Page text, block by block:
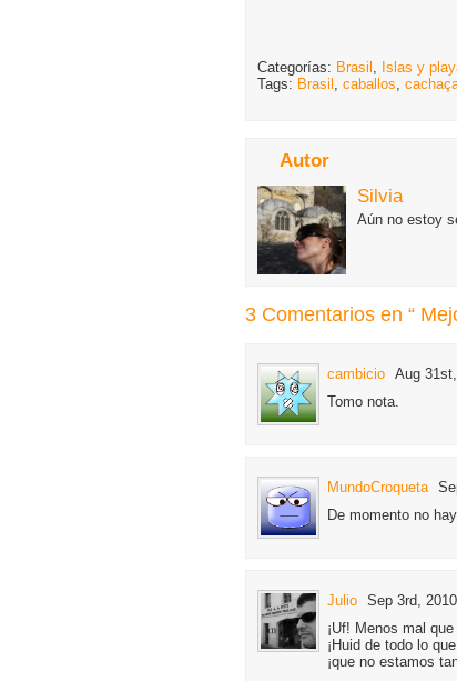
Categorías: Brasil , Islas y
Tags: Brasil , caballos,
Autor
Silvia
Aún no estoy
3 Comentarios en “
cambicio Aug
Tomo nota.
MundoCroqueta
De momento no
Julio Sep 3rd,
¡Uf! Menos mal
¡Huid de todo lo
¡que no estamos